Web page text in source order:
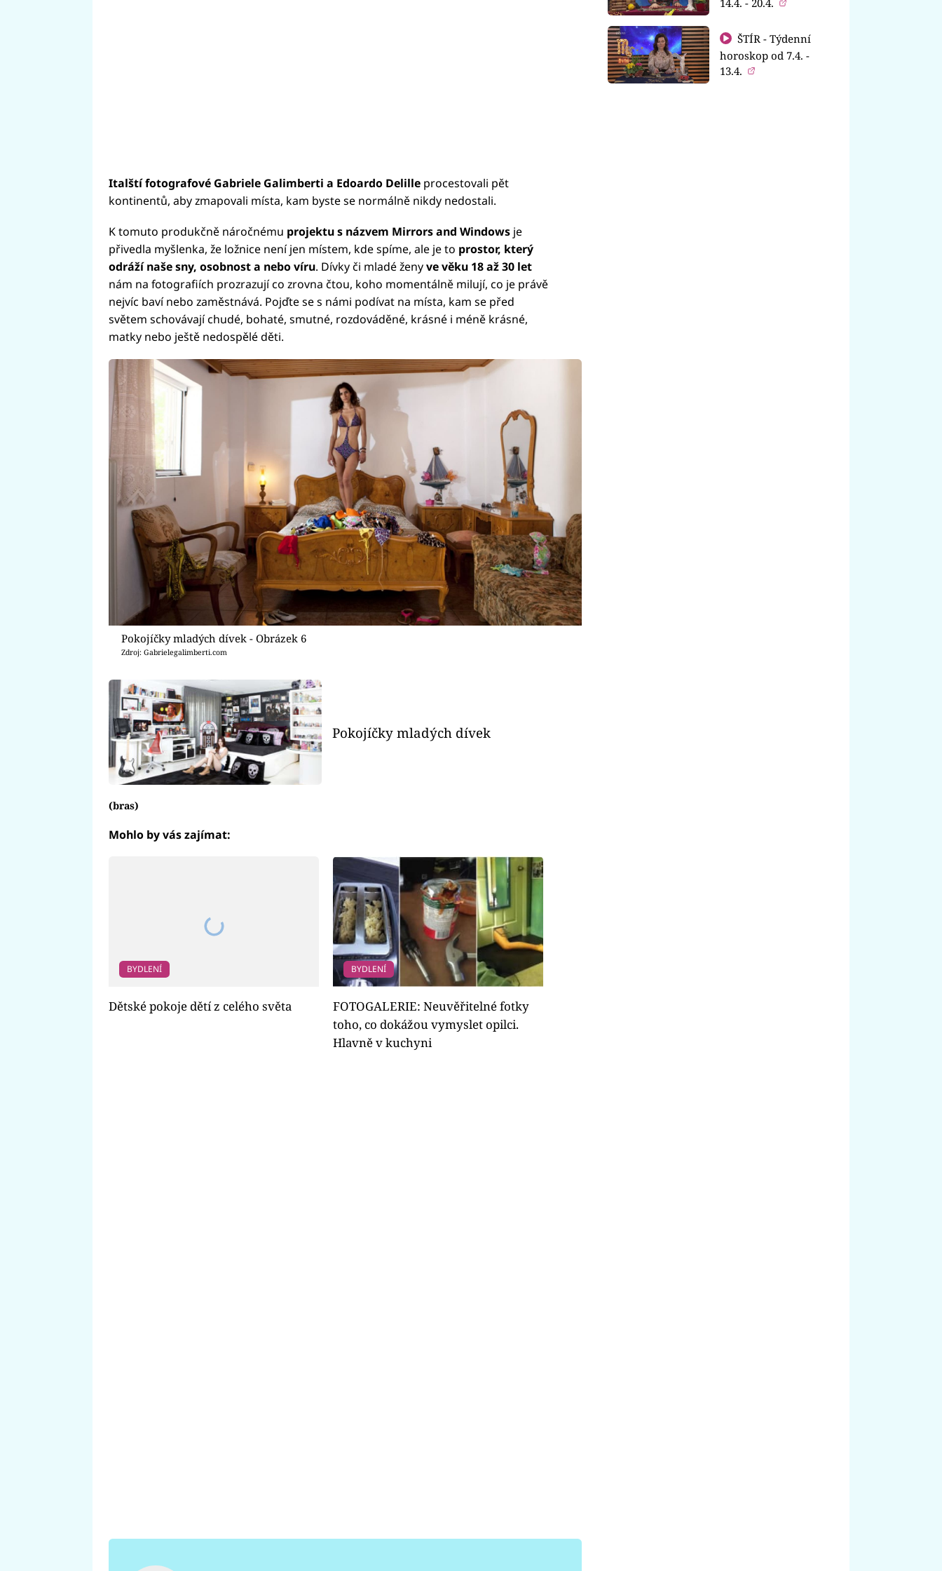
Italští fotografové Gabriele Galimberti a Edoardo Delilleprocestovali pět
kontinentů, aby zmapovali místa, kam byste se normálně nikdy nedostali.
K tomuto produkčně náročnému projektu s názvem Mirrors and Windowsje
přivedla myšlenka, že ložnice není jen místem, kde spíme, ale je to prostor, který
odráží naše sny, osobnost a nebo víru. Dívky či mladé ženyve věku 18 až 30 let
nám na fotografiích prozrazují co zrovna čtou, koho momentálně milují, co je právě
nejvíc baví nebo zaměstnává. Pojďte se s námi podívat na místa, kam se před
světem schovávají chudé, bohaté, smutné, rozdováděné, krásné i méně krásné,
matky nebo ještě nedospělé děti.
Pokojíčky mladých dívek - Obrázek 6
Zdroj: Gabrielegalimberti.com
Pokojíčky mladých dívek
(bras)
Mohlo by vás zajímat:
BYDLENÍ
Dětské pokoje dětí z celého světa
BYDLENÍ
FOTOGALERIE: Neuvěřitelné fotky
toho, co dokážou vymyslet opilci.
Hlavně v kuchyni
14.4. - 20.4.
ŠTÍR - Týdenní
horoskop od 7.4. -
13.4.